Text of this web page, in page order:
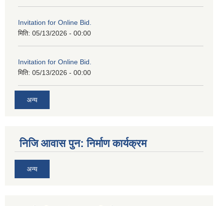
Invitation for Online Bid.
मिति: 05/13/2026 - 00:00
Invitation for Online Bid.
मिति: 05/13/2026 - 00:00
अन्य
निजि आवास पुन: निर्माण कार्यक्रम
अन्य